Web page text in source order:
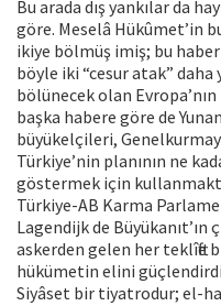
Bu arada dış yankılar da
göre. Meselâ Hükûmet’in
ikiye bölmüş imiş; bu
böyle iki “cesur atak” daha
bölünecek olan
başka habere göre de
büyükelçileri, Genelkurmay
Türkiye’nin planının ne
göstermek için
Türkiye-AB Karma
Lagendijk de Büyükanıt’ın
askerden gelen her teklîfte
hükümetin elini
Siyâset bir tiyatrodur; el-